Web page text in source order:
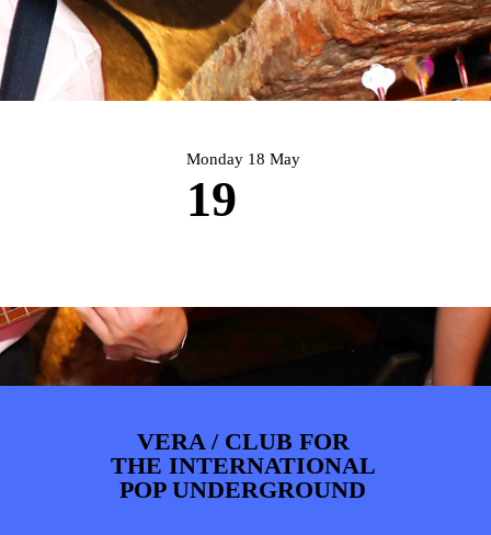
HOME PROGRAMMA
ARTDIVISIONFOTO’SNIEUWS
Monday 18 May
19
VERA / CLUB FOR
THE INTERNATIONAL
POP UNDERGROUND